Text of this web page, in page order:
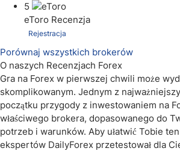
5
eToro Recenzja
Rejestracja
Porównaj wszystkich brokerów
O naszych Recenzjach Forex
Gra na Forex w pierwszej chwili może
skomplikowanym. Jednym z
początku przygody z inwestowaniem na
właściwego brokera, dopasowanego do
potrzeb i warunków. Aby ułatwić Tobie
ekspertów DailyForex przetestował dla